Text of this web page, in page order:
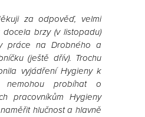
za odpověď, velmi
brzy (v listopadu)
práce na Drobného a
(ještě dřív). Trochu
vyjádření Hygieny k
probíhat o
pracovníkům Hygieny
hlučnost a hlavně